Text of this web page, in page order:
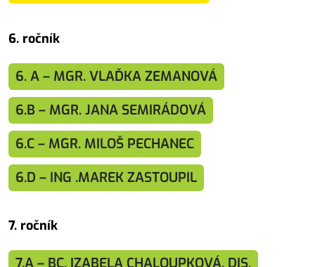
6. ročník
6. A – MGR. VLAĎKA ZEMANOVÁ
6.B – MGR. JANA SEMIRÁDOVÁ
6.C – MGR. MILOŠ PECHANEC
6.D – ING .MAREK ZASTOUPIL
7. ročník
7.A – BC. IZABELA CHALOUPKOVÁ, DIS.